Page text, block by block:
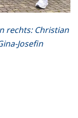
rechts: Christian
Josefin